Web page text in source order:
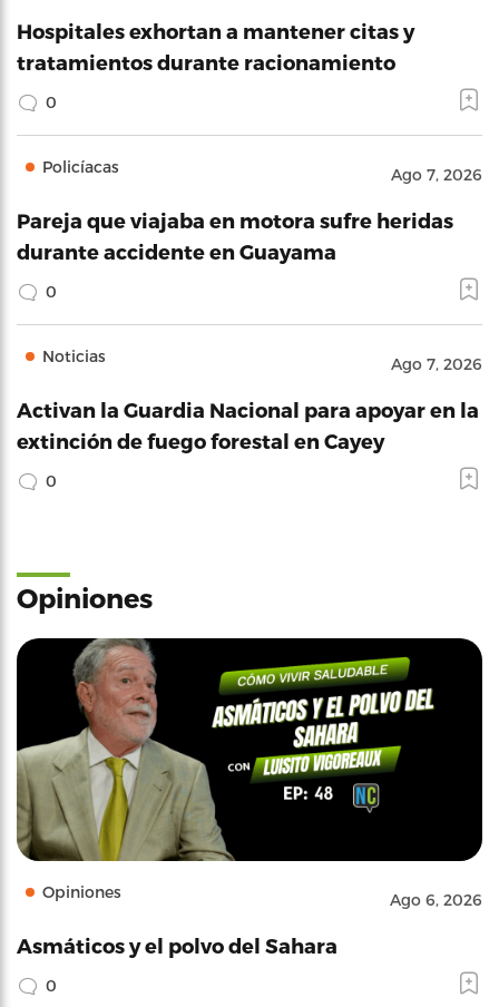
Hospitales exhortan a mantener citas y
tratamientos durante racionamiento
0
Policíacas Ago 7, 2026
Pareja que viajaba en motora sufre heridas
durante accidente en Guayama
0
Noticias Ago 7, 2026
Activan la Guardia Nacional para apoyar en la
extinción de fuego forestal en Cayey
0
Opiniones
Opiniones Ago 6, 2026
Asmáticos y el polvo del Sahara
0